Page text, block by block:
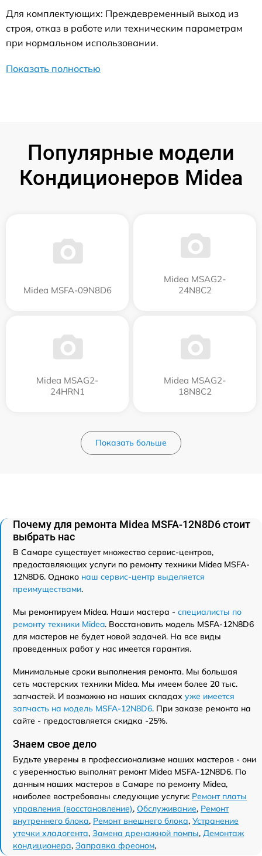
Для комплектующих: Преждевременный выход из
строя, отказ в работе или техническим параметрам
при нормальном использовании.
Показать полностью
Популярные модели
Кондиционеров Midea
Midea MSFA-09N8D6
Midea MSAG2-
24N8C2
Midea MSAG2-
24HRN1
Midea MSAG2-
18N8C2
Показать больше
Почему для ремонта Midea MSFA-12N8D6 стоит
выбрать нас
В Самаре существует множество сервис-центров,
предоставляющих услуги по ремонту техники Midea MSFA-
12N8D6. Однако наш сервис-центр выделяется
преимуществами.
Мы ремонтируем Midea. Наши мастера - специалисты по
ремонту техники Midea. Восстановить модель MSFA-12N8D6
для мастеров не будет новой задачей. На все виды
проведенных работ у нас имеется гарантия.
Минимальные сроки выполнения ремонта. Мы большая
сеть мастерских техники Midea. Мы имеем более 20 тыс.
запчастей. И возможно на наших складах уже имеется
запчасть на модель MSFA-12N8D6. При заказе ремонта на
сайте - предоставляется скидка -25%.
Знаем свое дело
Будьте уверены в профессионализме наших мастеров - они
с уверенностью выполнят ремонт Midea MSFA-12N8D6. По
данным наших мастеров в Самаре по ремонту Midea,
наиболее востребованы следующие услуги: Ремонт платы
управления (восстановление), Обслуживание, Ремонт
внутреннего блока, Ремонт внешнего блока, Устранение
утечки хладогента, Замена дренажной помпы, Демонтаж
кондиционера, Заправка фреоном,